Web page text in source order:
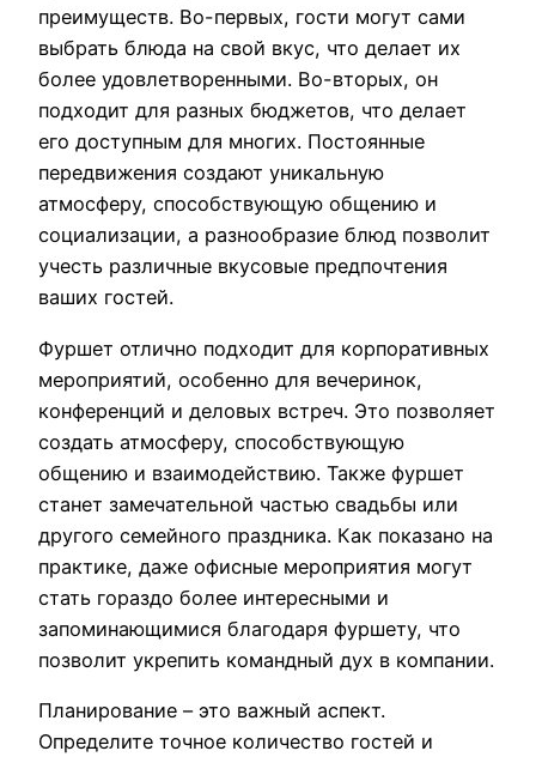
преимуществ. Во-первых, гости могут сами
выбрать блюда на свой вкус, что делает их
более удовлетворенными. Во-вторых, он
подходит для разных бюджетов, что делает
его доступным для многих. Постоянные
передвижения создают уникальную
атмосферу, способствующую общению и
социализации, а разнообразие блюд позволит
учесть различные вкусовые предпочтения
ваших гостей.
Фуршет отлично подходит для корпоративных
мероприятий, особенно для вечеринок,
конференций и деловых встреч. Это позволяет
создать атмосферу, способствующую
общению и взаимодействию. Также фуршет
станет замечательной частью свадьбы или
другого семейного праздника. Как показано на
практике, даже офисные мероприятия могут
стать гораздо более интересными и
запоминающимися благодаря фуршету, что
позволит укрепить командный дух в компании.
Планирование – это важный аспект.
Определите точное количество гостей и